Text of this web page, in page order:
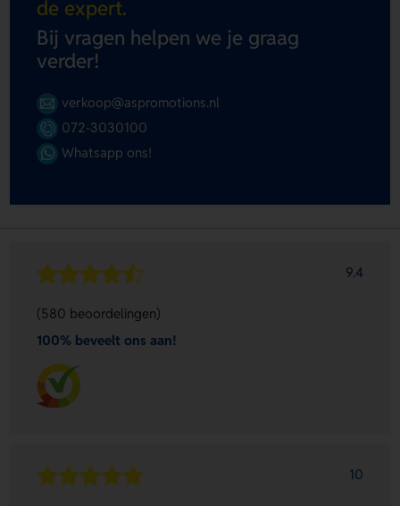
de expert.
Bij vragen helpen we je graag
verder!
verkoop@aspromotions.nl
072-3030100
Whatsapp ons!
9.4
(580 beoordelingen)
100% beveelt ons aan!
10